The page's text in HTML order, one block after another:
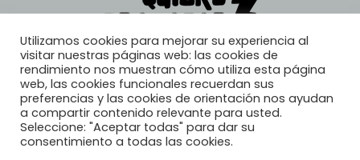
Utilizamos cookies para mejorar su experiencia al
visitar nuestras páginas web: las cookies de
rendimiento nos muestran cómo utiliza esta página
web, las cookies funcionales recuerdan sus
preferencias y las cookies de orientación nos ayudan
a compartir contenido relevante para usted.
Seleccione: "Aceptar todas" para dar su
consentimiento a todas las cookies.